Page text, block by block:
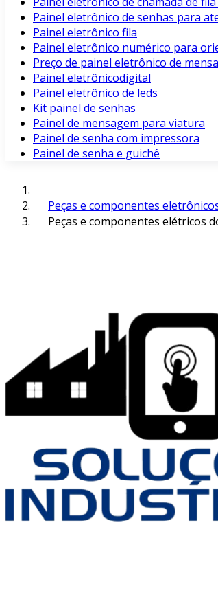
Painel eletrônico de senhas para
Painel eletrônico fila
Painel eletrônico numérico para
Preço de painel eletrônico de
Painel eletrônicodigital
Painel eletrônico de leds
Kit painel de senhas
Painel de mensagem para viatura
Painel de senha com impressora
Painel de senha e guichê
Peças e componentes
Peças e componentes elétricos